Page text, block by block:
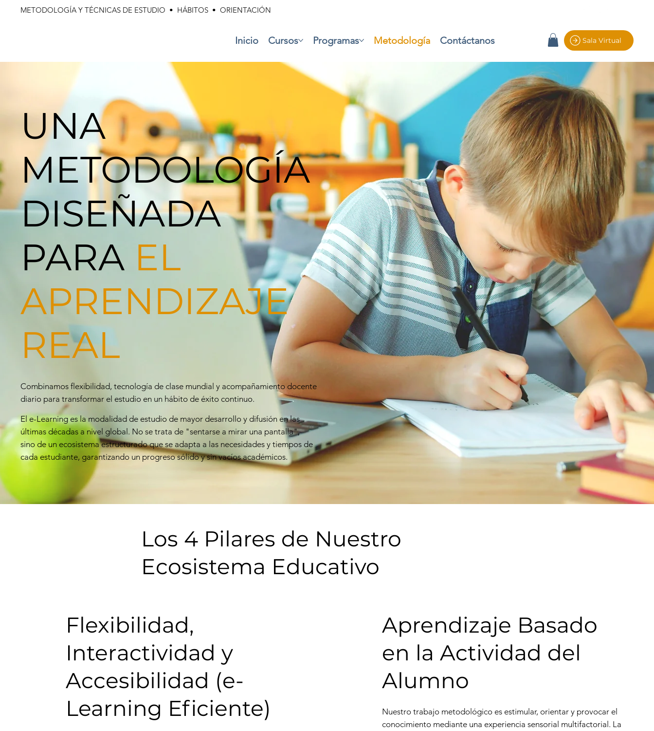
METODOLOGÍA Y TÉCNICAS DE ESTUDIO • HÁBITOS • ORIENTACIÓN
Inicio Cursos Programas Metodología Contáctanos Sala Virtual
UNA
METODOLOGÍA
DISEÑADA
PARAEL
APRENDIZAJE
REAL
Combinamos flexibilidad, tecnología de clase mundial y acompañamiento docente
diario para transformar el estudio en un hábito de éxito continuo.
El e-Learning es la modalidad de estudio de mayor desarrollo y difusión en las
últimas décadas a nivel global. No se trata de "sentarse a mirar una pantalla",
sino de un ecosistema estructurado que se adapta a las necesidades y tiempos de
cada estudiante, garantizando un progreso sólido y sin vacíos académicos.
Los 4 Pilares de Nuestro
Ecosistema Educativo
Flexibilidad,
Interactividad y
Accesibilidad (e-
Learning Eficiente)
Aprendizaje Basado
en la Actividad del
Alumno
Nuestro trabajo metodológico es estimular, orientar y provocar el
conocimiento mediante una experiencia sensorial multifactorial. La